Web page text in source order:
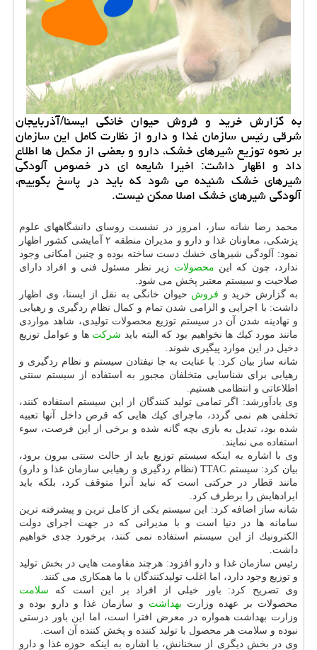
به گزارش خرید و فروش حیوان خانگی ایسنا/آذربایجان
شرقی رئیس سازمان غذا و دارو از نظارت كامل این سازمان
بر نحوه توزیع شیرهای خشك، دارو و بعضی از مكمل ها اطلاع
داد و اظهار داشت: اخیرا شایعه ای در خصوص آلودگی
شیرهای خشك شنیده می شود كه باید در پاسخ بگوییم،
آلودگی شیرهای خشك اصلا ممكن نیست.
محمد رضا شانه ساز، امروز در نشست روسای دانشگاههای علوم
پزشكی، معاونان غذا و دارو و مدیران منطقه ۲ آمایشی كشور اظهار
نمود: آلودگی شیرهای خشك دست ساخته بوده و چنین امكانی وجود
ندارد، چون كه این محصولات زیر نظر مسئول فنی و افراد دارای
صلاحیت و سیستم معتبر پخش می شود.
به گزارش خرید و فروش حیوان خانگی به نقل از ایسنا، وی اظهار
داشت: با اجرایی و الزامی شدن تمام و كمال نظام ردگیری و رهیابی
و نهادینه شدن آن در سیستم توزیع محصولات تولیدی، شاهد مواردی
مانند مورد كیك ها نخواهیم بود كه البته باید شركت ها و عوامل توزیع
دخیل در این موارد پیگیری شوند.
شانه ساز بیان كرد: با عنایت به جا نیفتادن سیستم و نظام ردگیری و
رهیابی برای شناسایی متخلفان مجبور به استفاده از سیستم سنتی
اطلاعاتی و انتظامی هستیم.
وی یادآورشد: اگر تمامی تولید كنندگان از این سیستم استفاده كنند،
تخلفی هم نمی گردد، ماجرای كیك هایی كه قرص داخل آنها تعبیه
شده بود، تبدیل به بازی بچه گانه شده و برخی از این فرصت، سوء
استفاده می نمایند.
وی با اشاره به اینكه سیستم توزیع باید از حالت سنتی بیرون برود،
بیان كرد: سیستم TTAC (نظام ردگیری و رهیابی سازمان غذا و دارو)
مانند قطار در حركتی است كه نباید آنرا متوقف كرد، بلكه باید
ایرادهایش را برطرف كرد.
شانه ساز اضافه كرد: این سیستم یكی از كامل ترین و پیشرفته ترین
سامانه ها در دنیا است و با مدیرانی كه در جهت اجرای دولت
الكترونیك از این سیستم استفاده نمی كنند، برخورد جدی خواهیم
داشت.
رئیس سازمان غذا و دارو افزود: هرچند مقاومت هایی در بخش تولید
و توزیع وجود دارد، اما اغلب تولیدكنندگان با ما همكاری می كنند.
وی تصریح كرد: باور خیلی از افراد بر این است كه سلامت
محصولات بر عهده وزارت بهداشت و سازمان غذا و دارو بوده و
وزارت بهداشت همواره در معرض افترا است، اما این باور درستی
نبوده و سلامت هر محصول با تولید كننده و پخش كننده آن است.
وی در بخش دیگری از سخنانش، با اشاره به اینكه حوزه غذا و دارو